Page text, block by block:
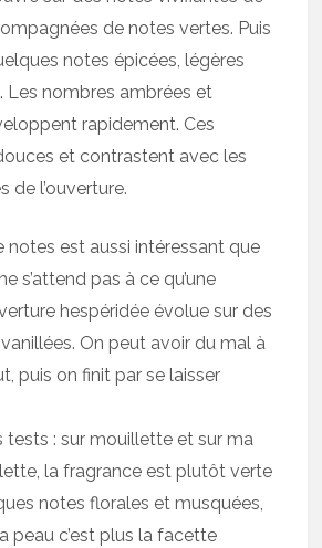
de notes vertes. Puis
notes épicées, légères
Les nombres ambrées et
rapidement. Ces
et contrastent avec les
de l’ouverture.
notes est aussi intéressant que
s’attend pas à ce qu’une
hespéridée évolue sur des
On peut avoir du mal à
puis on finit par se laisser
tests : sur mouillette et sur ma
la fragrance est plutôt verte
notes florales et musquées,
peau c’est plus la facette